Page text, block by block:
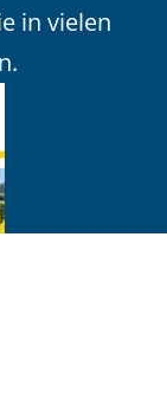
in vielen